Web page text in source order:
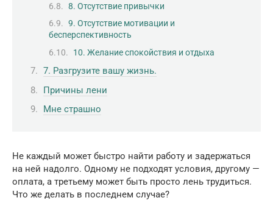
8. Отсутствие привычки
9. Отсутствие мотивации и
бесперспективность
10. Желание спокойствия и отдыха
7. Разгрузите вашу жизнь.
Причины лени
Мне страшно
Не каждый может быстро найти работу и задержаться
на ней надолго. Одному не подходят условия, другому —
оплата, а третьему может быть просто лень трудиться.
Что же делать в последнем случае?